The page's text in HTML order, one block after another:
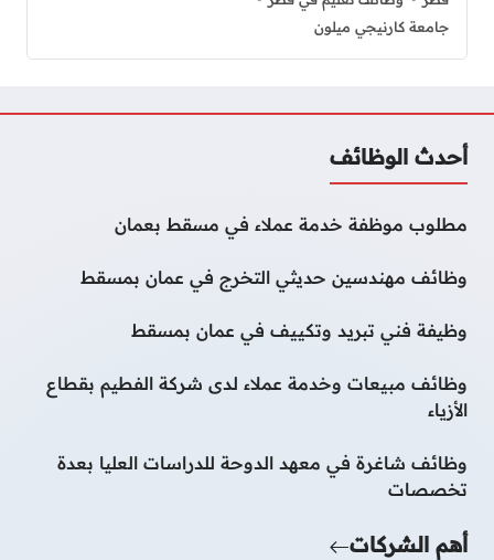
جامعة كارنيجي ميلون
أحدث الوظائف
مطلوب موظفة خدمة عملاء في مسقط بعمان
وظائف مهندسين حديثي التخرج في عمان بمسقط
وظيفة فني تبريد وتكييف في عمان بمسقط
وظائف مبيعات وخدمة عملاء لدى شركة الفطيم بقطاع
الأزياء
وظائف شاغرة في معهد الدوحة للدراسات العليا بعدة
تخصصات
أهم الشركات